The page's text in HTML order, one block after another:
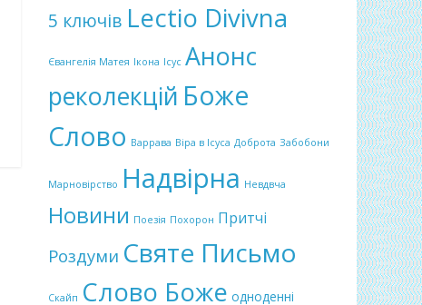
5 ключів Lectio Divivna
Євангелія Матея Ікона Ісус Анонс
реколекцій Боже
Слово Варрава Віра в Ісуса Доброта Забобони
Марновірство Надвірна Невдвча
Новини Поезія Похорон Притчі
Роздуми Святе Письмо
Скайп Слово Боже одноденні